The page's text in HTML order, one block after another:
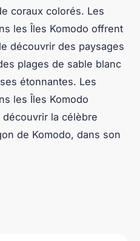
coraux colorés. Les
les Îles Komodo offrent
découvrir des paysages
plages de sable blanc
étonnantes. Les
les Îles Komodo
la célèbre
de Komodo, dans son